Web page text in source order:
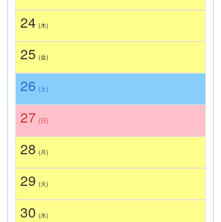
24 (木)
25 (金)
26 (土)
27 (日)
28 (月)
29 (火)
30 (水)